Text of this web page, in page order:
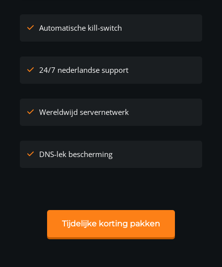
Automatische kill-switch
24/7 nederlandse support
Wereldwijd servernetwerk
DNS-lek bescherming
Tijdelijke korting pakken